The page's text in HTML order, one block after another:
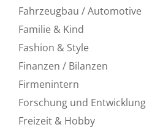
Fahrzeugbau / Automotive
Familie & Kind
Fashion & Style
Finanzen / Bilanzen
Firmenintern
Forschung und Entwicklung
Freizeit & Hobby